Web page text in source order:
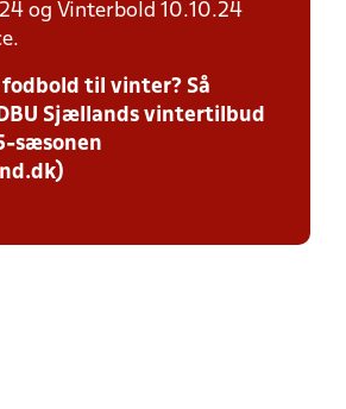
og Vinterbold 10.10.24
fodbold til vinter? Så
Sjællands vintertilbud
sæsonen